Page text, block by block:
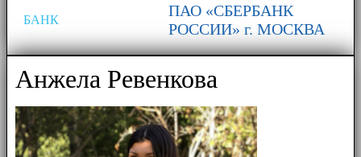
БАНК
ПАО «СБЕРБАНК
РОССИИ» г. МОСКВА
Анжела Ревенкова